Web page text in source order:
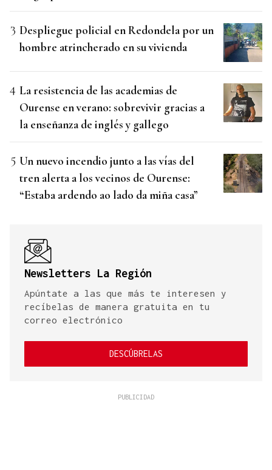
Despliegue policial en Redondela por un
hombre atrincherado en su vivienda
La resistencia de las academias de
Ourense en verano: sobrevivir gracias a
la enseñanza de inglés y gallego
Un nuevo incendio junto a las vías del
tren alerta a los vecinos de Ourense:
“Estaba ardendo ao lado da miña casa”
Newsletters La Región
Apúntate a las que más te interesen y
recíbelas de manera gratuita en tu
correo electrónico
DESCÚBRELAS